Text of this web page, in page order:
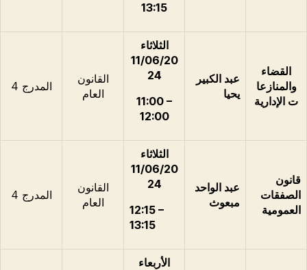
13:15
المدرج 4
القانون
العام
الثلاثاء
11/06/20
24
11:00 –
12:00
عبد الكبير
يحيا
القضاء
والمنازعا
ت الإدارية
المدرج 4
القانون
العام
الثلاثاء
11/06/20
24
12:15 –
13:15
عبد الواحد
مبعوث
قانون
الصفقات
العمومية
الأربعاء